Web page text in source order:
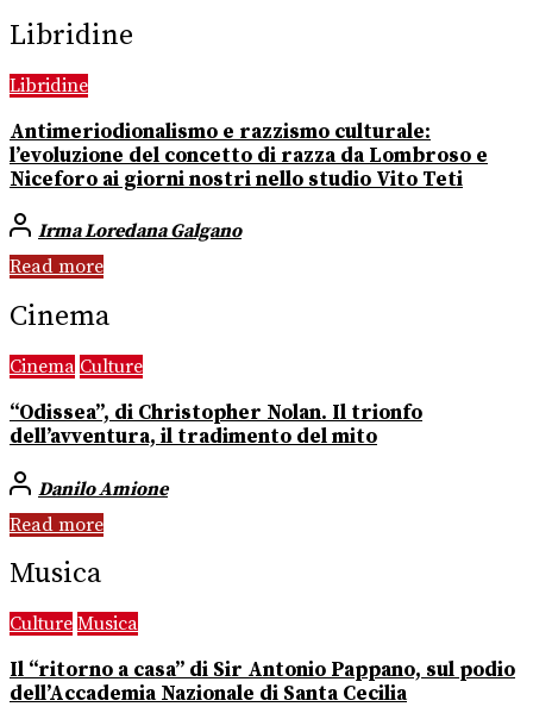
Libridine
Libridine
Antimeriodionalismo e razzismo culturale:
l’evoluzione del concetto di razza da Lombroso e
Niceforo ai giorni nostri nello studio Vito Teti
Irma Loredana Galgano
Read more
Cinema
Cinema Culture
“Odissea”, di Christopher Nolan. Il trionfo
dell’avventura, il tradimento del mito
Danilo Amione
Read more
Musica
Culture Musica
Il “ritorno a casa” di Sir Antonio Pappano, sul podio
dell’Accademia Nazionale di Santa Cecilia